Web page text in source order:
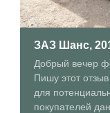
ЗАЗ Шанс,
Добрый вечер
Пишу этот
для
покупателей